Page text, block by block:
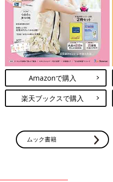
続々と発売さ
格も100円台
のも多いと評
新作スイーツ
介します。ち
うか？
今回はセブンイレブンのスイー
か食べられない期間限定のスイ
ェックしてみてくださいね。
(文：まり)
※記事内容でご紹介している投
があります。あらかじめご了承
※記事内の価格はすべて税込み
Amazonで購入
楽天ブックスで購入
ムック書籍